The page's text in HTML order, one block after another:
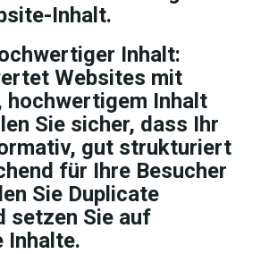
Inhalt.
Inhalt:
Websites mit
hochwertigem Inhalt
Sie sicher, dass Ihr
gut strukturiert
für Ihre Besucher
Sie Duplicate
setzen Sie auf
Inhalte.